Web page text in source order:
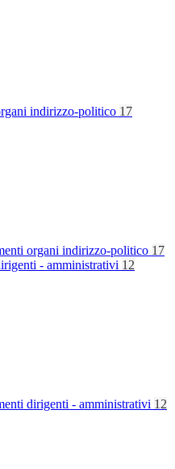
indirizzo-politico 17
organi indirizzo-politico 17
- amministrativi 12
dirigenti - amministrativi 12